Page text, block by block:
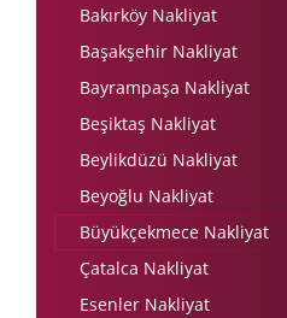
Bakırköy Nakliyat
Başakşehir Nakliyat
Bayrampaşa Nakliyat
Beşiktaş Nakliyat
Beylikdüzü Nakliyat
Beyoğlu Nakliyat
Büyükçekmece Nakliyat
Çatalca Nakliyat
Esenler Nakliyat